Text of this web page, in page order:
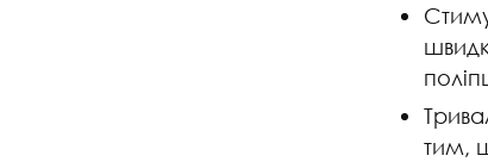
тим,